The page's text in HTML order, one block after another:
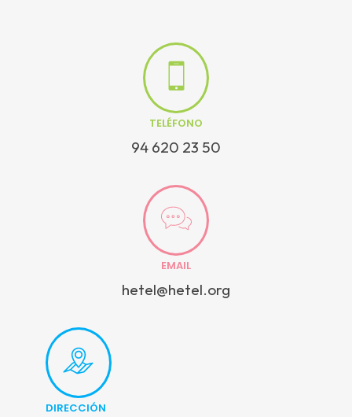
TELÉFONO
94 620 23 50
EMAIL
hetel@hetel.org
DIRECCIÓN